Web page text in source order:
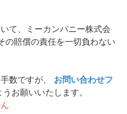
て、ミーカンパニー株式会
の賠償の責任を一切負わない
数ですが、
お問い合わせフ
お願いいたします。